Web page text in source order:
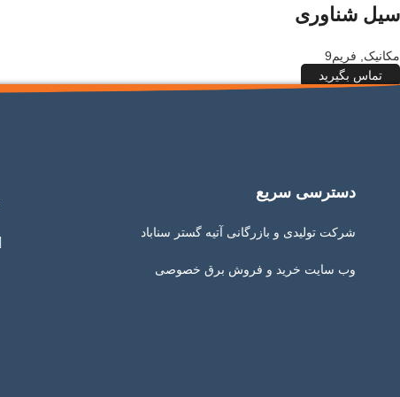
سیل شناوری
مکانیک
فریم9
تماس بگیرید
دسترسی سریع
شرکت تولیدی و بازرگانی آتیه گستر سناباد
وب سایت خرید و فروش برق خصوصی